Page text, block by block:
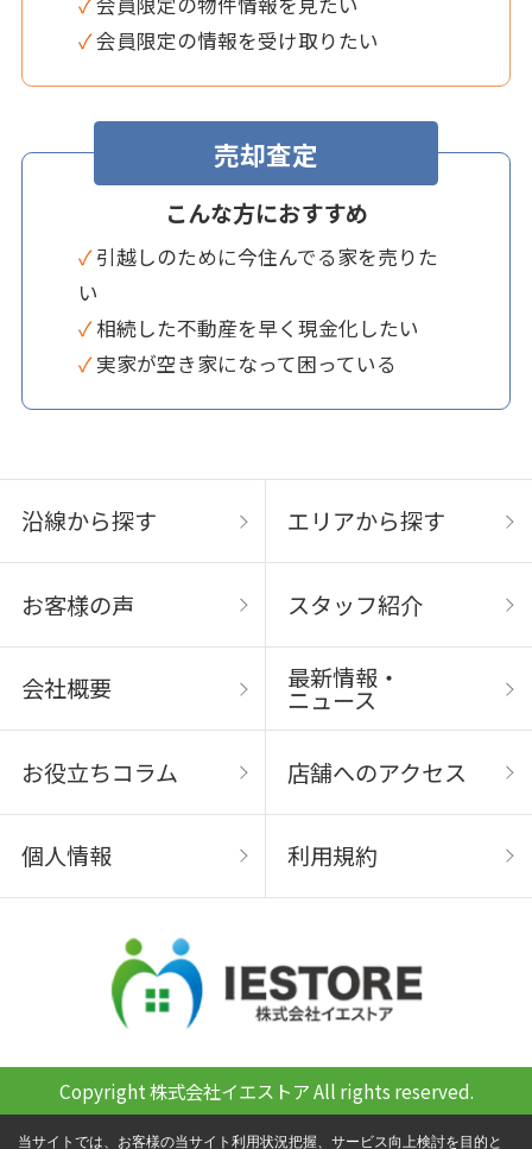
✓ 会員限定の情報を受け取りたい
売却査定
こんな方におすすめ
✓ 引越しのために今住んでる家を売りた
い
✓ 相続した不動産を早く現金化したい
✓ 実家が空き家になって困っている
沿線から探す エリアから探す
お客様の声 スタッフ紹介
会社概要 最新情報・
ニュース
お役立ちコラム 店舗へのアクセス
個人情報 利用規約
Copyright 株式会社イエストア All rights reserved.
当サイトでは、お客様の当サイト利用状況把握、サービス向上検討を目的と